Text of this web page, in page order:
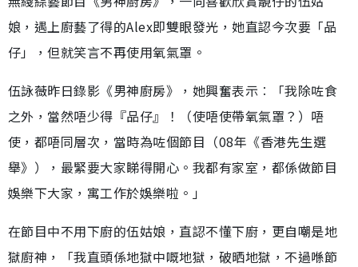
娘，遇上廚藝了得的Alex即雙眼發光，她直認今次要「品
仔」，但就笑言不再使用氧氣罩。
伍詠薇昨日錄影《男神廚房》，她興奮表示︰「我除咗食
之外，當然唔少得『品仔』！（使唔使帶氧氣罩？）唔
使，都唔同層次，當時為咗個節目（08年《香港先生選
舉》），最緊要大家睇得開心。我都有家室，都係做節目
娛樂下大家，寓工作於娛樂啦。」
在節目中不用下廚的伍姑娘，直認不懂下廚，更自嘲是地
獄廚神，「我直頭係地獄中嘅地獄，破晒地獄，不過喺節